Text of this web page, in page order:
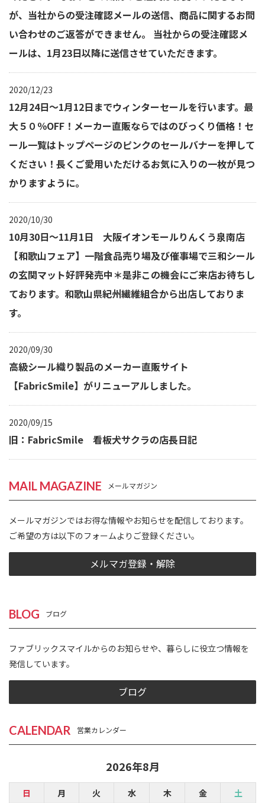
が、当社からの受注確認メールの送信、商品に関するお問
い合わせのご返答ができません。 当社からの受注確認メ
ールは、1月23日以降に送信させていただきます。
2020/12/23
12月24日～1月12日までウィンターセールを行います。最
大５０％OFF！メーカー直販ならではのびっくり価格！セ
ール一覧はトップページのピンクのセールバナーを押して
ください！長くご愛用いただけるお気に入りの一枚が見つ
かりますように。
2020/10/30
10月30日～11月1日 大阪イオンモールりんくう泉南店
【和歌山フェア】一階食品売り場及び催事場で三和シール
の玄関マット好評発売中＊是非この機会にご来店お待ちし
ております。和歌山県紀州繊維組合から出店しておりま
す。
2020/09/30
高級シール織り製品のメーカー直販サイト
【FabricSmile】がリニューアルしました。
2020/09/15
旧：FabricSmile 看板犬サクラの店長日記
MAIL MAGAZINE メールマガジン
メールマガジンではお得な情報やお知らせを配信しております。
ご希望の方は以下のフォームよりご登録ください。
メルマガ登録・解除
BLOG ブログ
ファブリックスマイルからのお知らせや、暮らしに役立つ情報を
発信しています。
ブログ
CALENDAR 営業カレンダー
2026年8月
日 月 火 水 木 金
土